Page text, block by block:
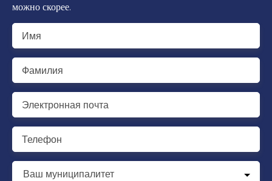
можно скорее.
Имя
Фамилия
Электронная почта
Телефон
Ваш муниципалитет